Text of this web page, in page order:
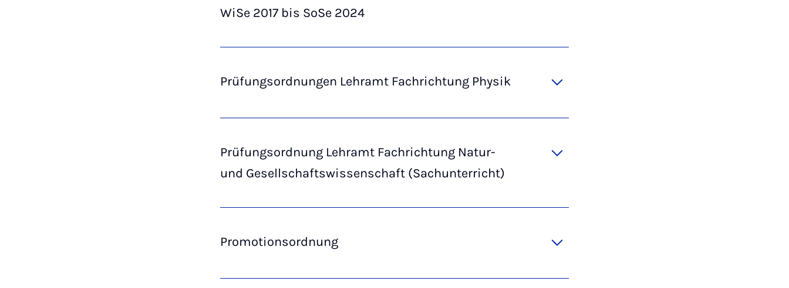
WiSe 2017 bis SoSe 2024
Prüfungsordnungen Lehramt Fachrichtung Physik
Prüfungsordnung Lehramt Fachrichtung Natur-
und Gesellschaftswissenschaft (Sachunterricht)
Promotionsordnung